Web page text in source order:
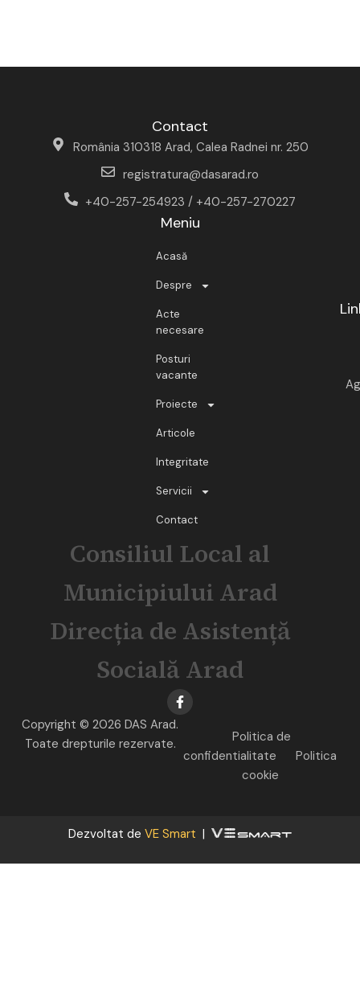
Contact
România 310318 Arad, Calea Radnei nr. 250
registratura@dasarad.ro
+40-257-254923 / +40-257-270227
Meniu
Acasă
Despre
Acte
necesare
Posturi
vacante
Proiecte
Articole
Integritate
Servicii
Contact
Consiliul Local al
Municipiului Arad
Direcția de Asistență
Socială Arad
Copyright © 2026 DAS Arad.
Toate drepturile rezervate.
Politica de
confidentialitate
Politica
cookie
Dezvoltat de VE Smart |